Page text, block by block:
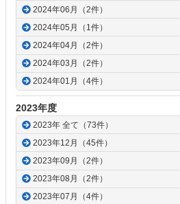
2024年06月（2件）
2024年05月（1件）
2024年04月（2件）
2024年03月（2件）
2024年01月（4件）
2023年度
2023年 全て（73件）
2023年12月（45件）
2023年09月（2件）
2023年08月（2件）
2023年07月（4件）